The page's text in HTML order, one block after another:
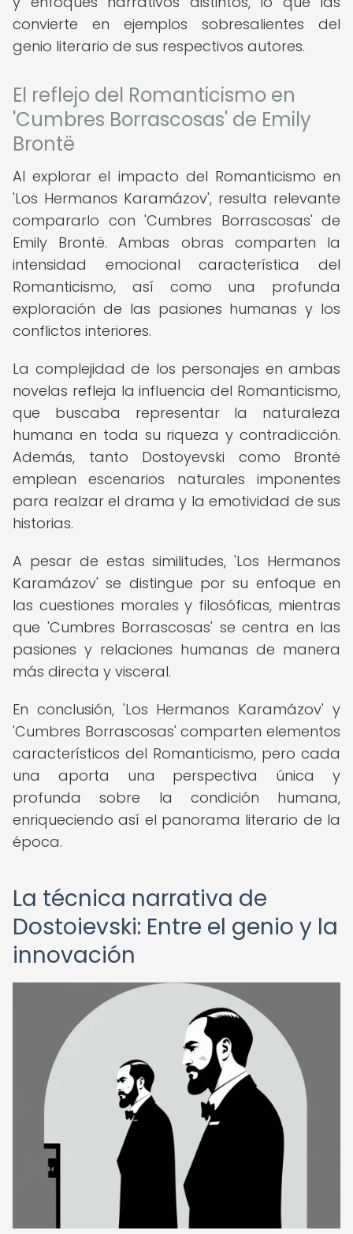
convierte en ejemplos sobresalientes del
genio literario de sus respectivos autores.
El reflejo del Romanticismo en
'Cumbres Borrascosas' de Emily
Brontë
Al explorar el impacto del Romanticismo en
'Los Hermanos Karamázov', resulta relevante
compararlo con 'Cumbres Borrascosas' de
Emily Brontë. Ambas obras comparten la
intensidad emocional característica del
Romanticismo, así como una profunda
exploración de las pasiones humanas y los
conflictos interiores.
La complejidad de los personajes en ambas
novelas refleja la influencia del Romanticismo,
que buscaba representar la naturaleza
humana en toda su riqueza y contradicción.
Además, tanto Dostoyevski como Brontë
emplean escenarios naturales imponentes
para realzar el drama y la emotividad de sus
historias.
A pesar de estas similitudes, 'Los Hermanos
Karamázov' se distingue por su enfoque en
las cuestiones morales y filosóficas, mientras
que 'Cumbres Borrascosas' se centra en las
pasiones y relaciones humanas de manera
más directa y visceral.
En conclusión, 'Los Hermanos Karamázov' y
'Cumbres Borrascosas' comparten elementos
característicos del Romanticismo, pero cada
una aporta una perspectiva única y
profunda sobre la condición humana,
enriqueciendo así el panorama literario de la
época.
La técnica narrativa de
Dostoievski: Entre el genio y la
innovación